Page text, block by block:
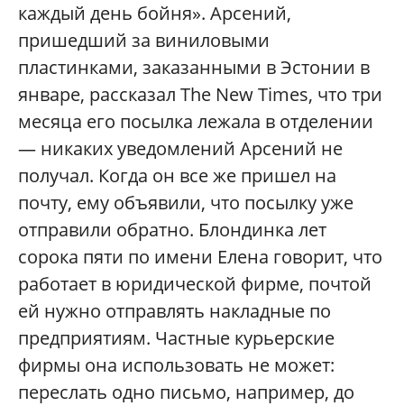
каждый день бойня». Арсений,
пришедший за виниловыми
пластинками, заказанными в Эстонии в
январе, рассказал The New Times, что три
месяца его посылка лежала в отделении
— никаких уведомлений Арсений не
получал. Когда он все же пришел на
почту, ему объявили, что посылку уже
отправили обратно. Блондинка лет
сорока пяти по имени Елена говорит, что
работает в юридической фирме, почтой
ей нужно отправлять накладные по
предприятиям. Частные курьерские
фирмы она использовать не может:
переслать одно письмо, например, до